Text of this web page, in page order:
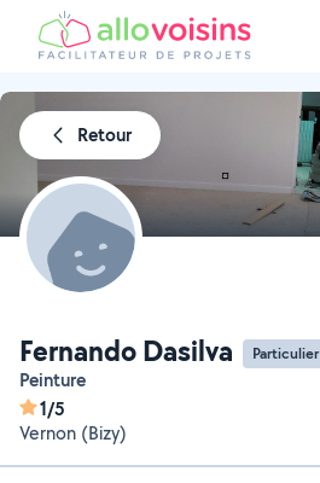
Retour
Fernando Dasilva Particulier
Peinture
1/5
Vernon (Bizy)